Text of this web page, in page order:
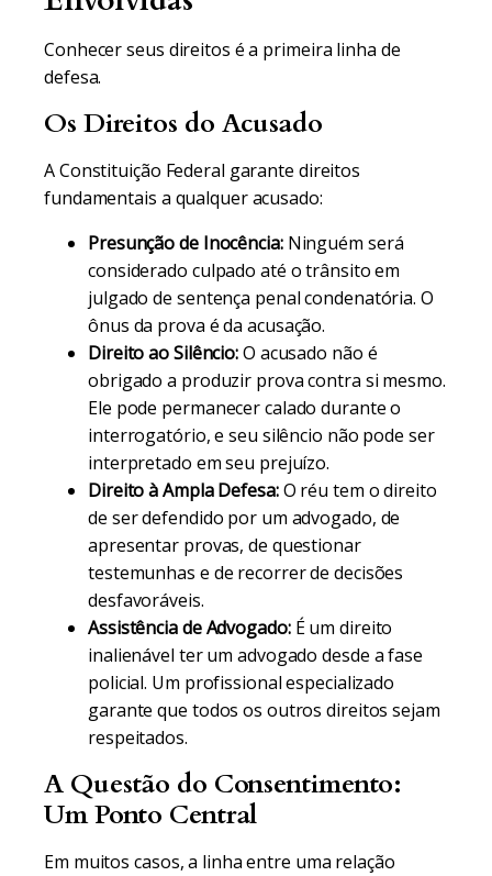
Conhecer seus direitos é a primeira linha de
defesa.
Os Direitos do Acusado
A Constituição Federal garante direitos
fundamentais a qualquer acusado:
Presunção de Inocência:Ninguém será
considerado culpado até o trânsito em
julgado de sentença penal condenatória. O
ônus da prova é da acusação.
Direito ao Silêncio:O acusado não é
obrigado a produzir prova contra si mesmo.
Ele pode permanecer calado durante o
interrogatório, e seu silêncio não pode ser
interpretado em seu prejuízo.
Direito à Ampla Defesa:O réu tem o direito
de ser defendido por um advogado, de
apresentar provas, de questionar
testemunhas e de recorrer de decisões
desfavoráveis.
Assistência de Advogado:É um direito
inalienável ter um advogado desde a fase
policial. Um profissional especializado
garante que todos os outros direitos sejam
respeitados.
A Questão do Consentimento:
Um Ponto Central
Em muitos casos, a linha entre uma relação